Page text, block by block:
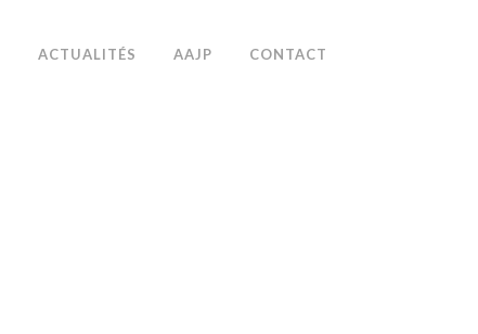
ACTUALITÉS AAJP CONTACT